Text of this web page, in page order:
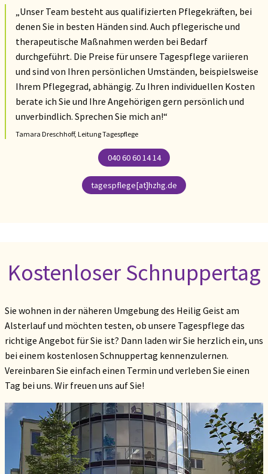
„Unser Team besteht aus qualifizierten Pflegekräften, bei
denen Sie in besten Händen sind. Auch pflegerische und
therapeutische Maßnahmen werden bei Bedarf
durchgeführt. Die Preise für unsere Tagespflege variieren
und sind von Ihren persönlichen Umständen, beispielsweise
Ihrem Pflegegrad, abhängig. Zu Ihren individuellen Kosten
berate ich Sie und Ihre Angehörigen gern persönlich und
unverbindlich. Sprechen Sie mich an!“
Tamara Dreschhoff, Leitung Tagespflege
040 60 60 14 14
tagespflege[at]hzhg.de
Kostenloser Schnuppertag
Sie wohnen in der näheren Umgebung des Heilig Geist am
Alsterlauf und möchten testen, ob unsere Tagespflege das
richtige Angebot für Sie ist? Dann laden wir Sie herzlich ein, uns
bei einem kostenlosen Schnuppertag kennenzulernen.
Vereinbaren Sie einfach einen Termin und verleben Sie einen
Tag bei uns. Wir freuen uns auf Sie!